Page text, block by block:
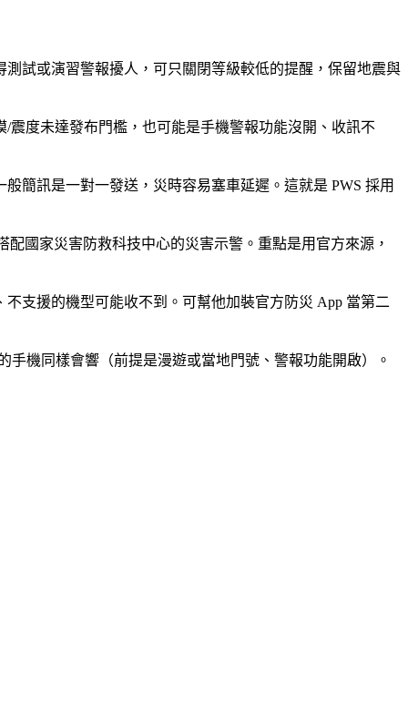
試或演習警報擾人，可只關閉等級較低的提醒，保留地震與
度未達發布門檻，也可能是手機警報功能沒開、收訊不
簡訊是一對一發送，災時容易塞車延遲。這就是 PWS 採用
國家災害防救科技中心的災害示警。重點是用官方來源，
支援的機型可能收不到。可幫他加裝官方防災 App 當第二
機同樣會響（前提是漫遊或當地門號、警報功能開啟）。